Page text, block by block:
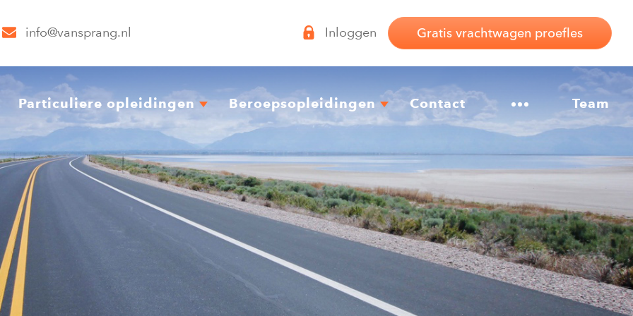
info@vansprang.nl Inloggen Gratis vrachtwagen proefles
Particuliere opleidingen Beroepsopleidingen Contact Overig Team